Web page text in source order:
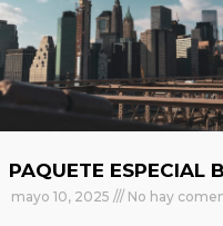
PAQUETE ESPECIAL
mayo 10, 2025 No hay